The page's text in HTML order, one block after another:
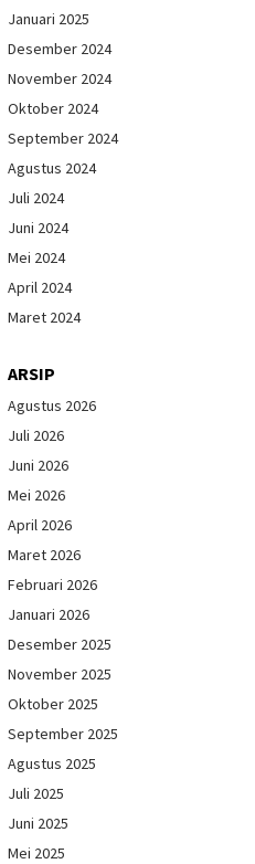
Januari 2025
Desember 2024
November 2024
Oktober 2024
September 2024
Agustus 2024
Juli 2024
Juni 2024
Mei 2024
April 2024
Maret 2024
ARSIP
Agustus 2026
Juli 2026
Juni 2026
Mei 2026
April 2026
Maret 2026
Februari 2026
Januari 2026
Desember 2025
November 2025
Oktober 2025
September 2025
Agustus 2025
Juli 2025
Juni 2025
Mei 2025